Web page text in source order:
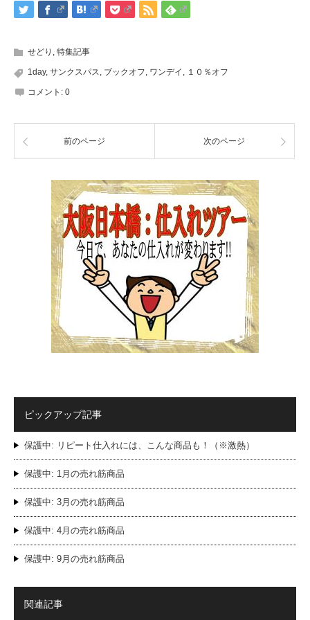
せどり , 特集記事
1day, サンクスパス, ブックオフ, ワンデイ , １０％オフ
コメント: 0
前のページ 次のページ
ピックアップ記事
保護中: リピート仕入れには、こんな商品も！（※激熱）
保護中: 1月の売れ筋商品
保護中: 3月の売れ筋商品
保護中: 4月の売れ筋商品
保護中: 9月の売れ筋商品
関連記事